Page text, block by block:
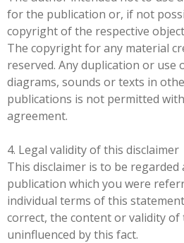
for the publication or, if not
copyright of the respective
The copyright for any material
reserved. Any duplication or use
diagrams, sounds or texts in
publications is not permitted
agreement.
4. Legal validity of this disclaimer
This disclaimer is to be
publication which you were
individual terms of this
correct, the content or validity
uninfluenced by this fact.